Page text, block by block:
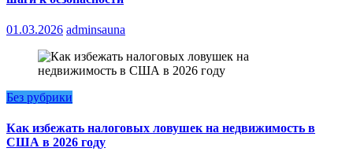
01.03.2026 adminsauna
Без рубрики
Как избежать налоговых ловушек на недвижимость в
США в 2026 году